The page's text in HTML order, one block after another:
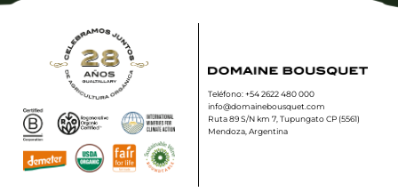
Teléfono: +54 2622 480 000
info@domainebousquet.com
Ruta 89 S/N km 7, Tupungato CP (5561)
Mendoza, Argentina